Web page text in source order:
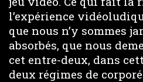
l’expérience
que nous n’y sommes
absorbés, que nous
cet entre-deux, dans
deux régimes de